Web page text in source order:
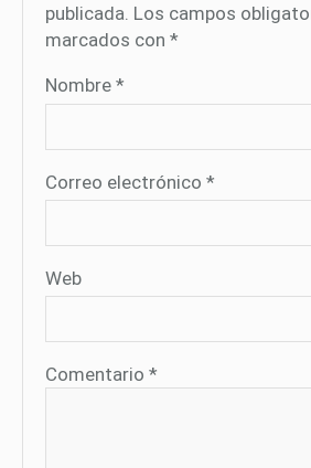
publicada. Los campos
marcados con *
Nombre *
Correo electrónico *
Web
Comentario *